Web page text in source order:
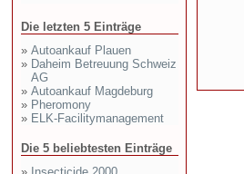
Die letzten 5 Einträge
» Autoankauf Plauen
» Daheim Betreuung Schweiz
AG
» Autoankauf Magdeburg
» Pheromony
» ELK-Facilitymanagement
Die 5 beliebtesten Einträge